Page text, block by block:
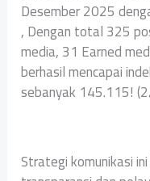
Desember 2025
, Dengan total 325
media, 31 Earned
berhasil mencapai
sebanyak 145.115!
Strategi komunikasi